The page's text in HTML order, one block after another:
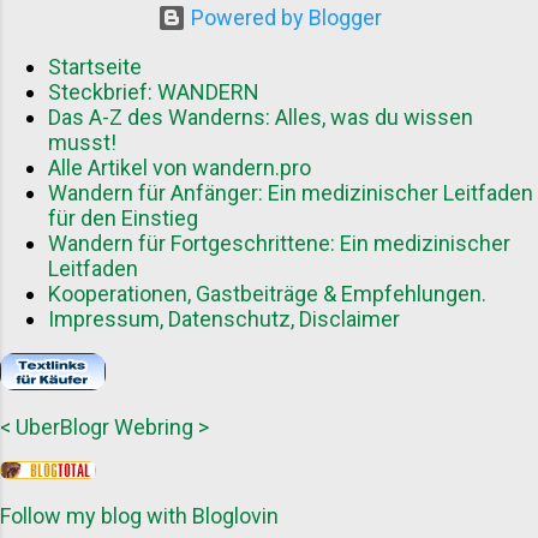
Powered by Blogger
Startseite
Steckbrief: WANDERN
Das A-Z des Wanderns: Alles, was du wissen
musst!
Alle Artikel von wandern.pro
Wandern für Anfänger: Ein medizinischer Leitfaden
für den Einstieg
Wandern für Fortgeschrittene: Ein medizinischer
Leitfaden
Kooperationen, Gastbeiträge & Empfehlungen.
Impressum, Datenschutz, Disclaimer
< UberBlogr Webring >
Follow my blog with Bloglovin